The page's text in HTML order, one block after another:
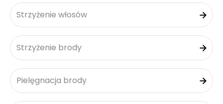
Strzyżenie włosów
Strzyżenie brody
Pielęgnacja brody